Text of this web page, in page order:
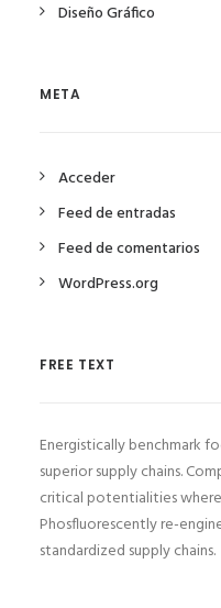
Diseño Gráfico
META
Acceder
Feed de entradas
Feed de comentarios
WordPress.org
FREE TEXT
Energistically benchmark
superior supply chains.
critical potentialities
Phosfluorescently re-
standardized supply chains.